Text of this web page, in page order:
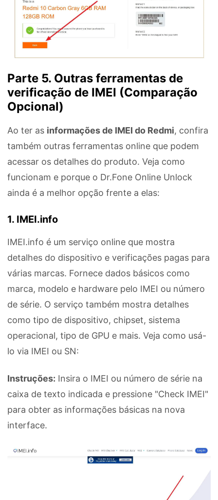
Parte 5. Outras ferramentas de
verificação de IMEI (Comparação
Opcional)
Ao ter as informações de IMEI do Redmi, confira
também outras ferramentas online que podem
acessar os detalhes do produto. Veja como
funcionam e porque o Dr.Fone Online Unlock
ainda é a melhor opção frente a elas:
1. IMEI.info
IMEI.info é um serviço online que mostra
detalhes do dispositivo e verificações pagas para
várias marcas. Fornece dados básicos como
marca, modelo e hardware pelo IMEI ou número
de série. O serviço também mostra detalhes
como tipo de dispositivo, chipset, sistema
operacional, tipo de GPU e mais. Veja como usá-
lo via IMEI ou SN:
Instruções: Insira o IMEI ou número de série na
caixa de texto indicada e pressione "Check IMEI"
para obter as informações básicas na nova
interface.